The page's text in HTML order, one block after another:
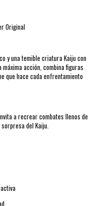
Original
y una temible criatura Kaiju con
acción, combina figuras
que hace cada enfrentamiento
a recrear combates llenos de
del Kaiju.